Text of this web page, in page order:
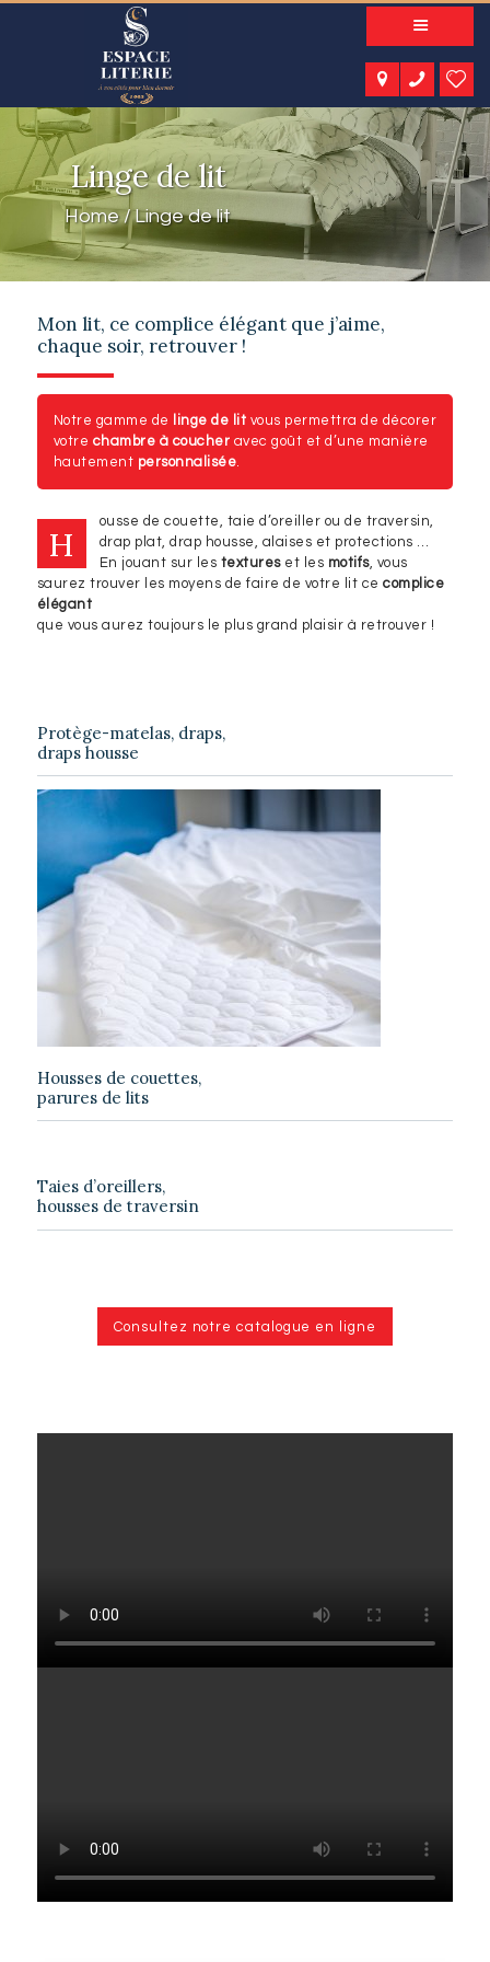
Linge de lit
Home Linge de lit
A PROPOS
NOS PRODUITS
NOTRE CATALOGUE
ESPACE KIDS
ESPACE SENIORS
ESPACE NATURE
ACTUALITÉS
CONTACT
Mon lit, ce complice élégant que j’aime,
chaque soir, retrouver !
Notre gamme de linge de lit vous permettra de décorer
votre chambre à coucher avec goût et d’une manière
hautement personnalisée.
H
ousse de couette, taie d’oreiller ou de traversin,
drap plat, drap housse, alaises et protections …
En jouant sur les textureset les motifs, vous
saurez trouver les moyens de faire de votre lit cecomplice
élégant
que vous aurez toujours le plus grand plaisir à retrouver !
Protège-matelas, draps,
draps housse
Housses de couettes,
parures de lits
Taies d’oreillers,
housses de traversin
Consultez notre catalogue en ligne